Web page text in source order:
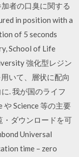
者の口臭に関する
in position with a
of 5 seconds
School of Life
強化型レジン
いて、層状に配向
. 我が国のライフ
Science 等の主要
・ダウンロードを可
Universal
time – zero